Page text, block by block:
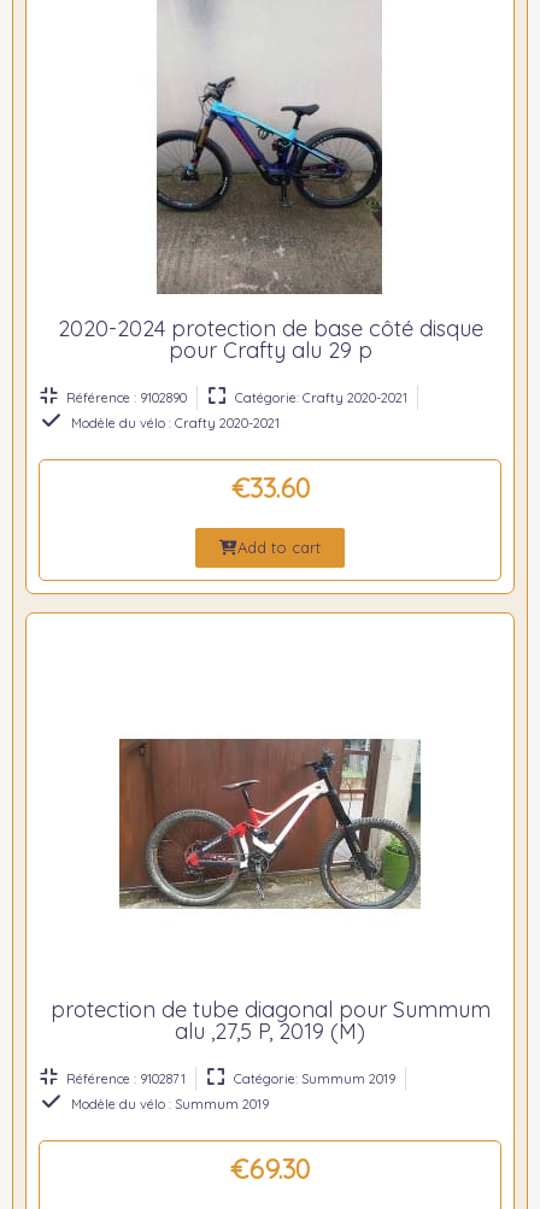
2020-2024 protection de base côté disque
pour Crafty alu 29 p
Référence : 9102890
Catégorie: Crafty 2020-2021
Modèle du vélo : Crafty 2020-2021
€33.60
Add to cart
protection de tube diagonal pour Summum
alu ,27,5 P, 2019 (M)
Référence : 9102871
Catégorie: Summum 2019
Modèle du vélo : Summum 2019
€69.30